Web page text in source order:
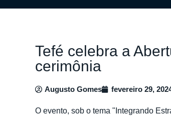
Tefé celebra a
cerimônia
Augusto Gomes fevereiro 29,
O evento, sob o tema "Integrando